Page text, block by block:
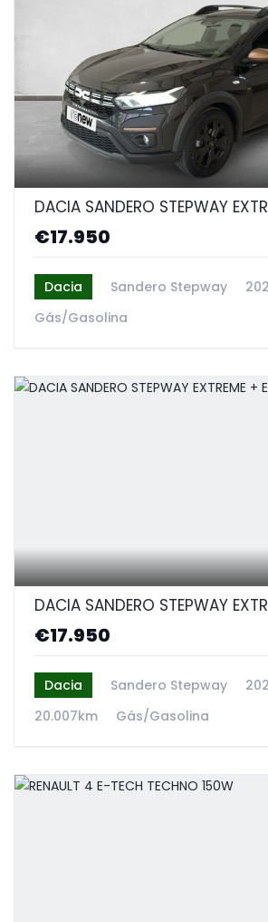
€17.950
Dacia Sandero Stepway
Gás/Gasolina
€17.950
Dacia Sandero Stepway
20.007km
Gás/Gasolina